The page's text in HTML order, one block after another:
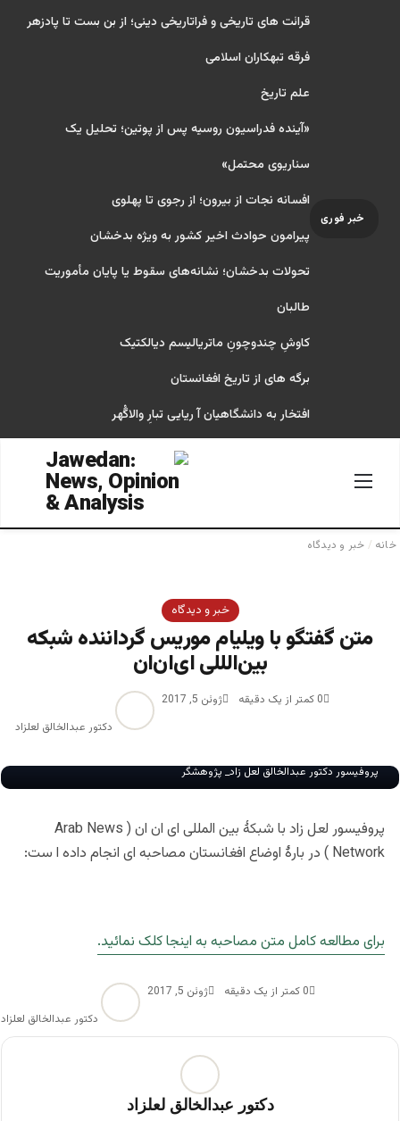
خبر فوری
قرائت های تاریخی و فراتاریخی دینی؛ از بن بست تا پادزهر
فرقه تبهکاران اسلامی
علم تاریخ
«آینده فدراسیون روسیه پس از پوتین؛ تحلیل یک
سناریوی محتمل»
افسانه نجات از بیرون؛ از رجوی تا پهلوی
پیرامون حوادث اخیر کشور به ویژه بدخشان
تحولات بدخشان؛ نشانه‌های سقوط یا پایان مأموریت
طالبان
کاوشِ چندو‌چونِ ماتریالیسم دیالکتیک
برگه های از تاریخ افغانستان
افتخار به دانشگاهیان آ ریایی تبارِ والاگُهر
خانه / خبر و دیدگاه
خبر و دیدگاه
متن گفتگو با ویلیام موریس گرداننده شبکه
بین‌الللی ای‌ان‌ان
دکتور عبدالخالق لعلزاد
ژوئن 5, 2017 0 کمتر از یک دقیقه
پروفیسور دکتور عبدالخالق لعل زاد_ پژوهشگر
پروفیسور لعل زاد با شبکۀ بین المللی ای ان ان ( Arab News
Network ) در بارۀ اوضاع افغانستان مصاحبه ای انجام داده ا ست:
برای مطالعه کامل متن مصاحبه به اینجا کلک نمائید.
دکتور عبدالخالق لعلزاد
ژوئن 5, 2017 0 کمتر از یک دقیقه
دکتور عبدالخالق لعلزاد